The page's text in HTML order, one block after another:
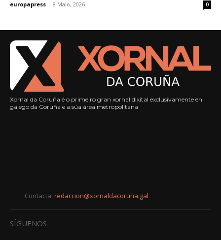
europapress - 8 Maio, 2026 0
Xornal da Coruña é o primeiro gran xornal dixital exclusivamente en
galego da Coruña e a súa área metropolitana
Contacta: redaccion@xornaldacoruña.gal
SÍGUENOS